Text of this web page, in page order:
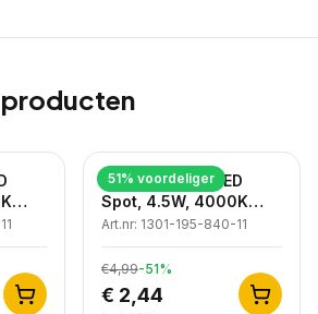
51% voordeliger
Dimbare GU10 LED
Spot, 4.5W, 4000K
Neutraal Wit, IP20
Art.nr: 1301-195-840-11
€4,99-51%
€ 2,44